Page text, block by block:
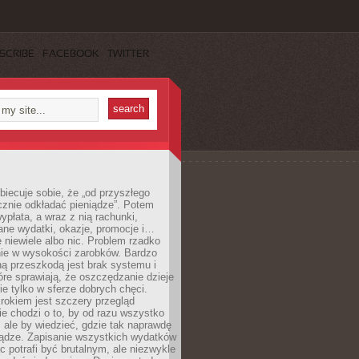
FACEBOOK TWITTER
sobie, że „od przyszłego
odkładać pieniądze”. Potem
a wraz z nią rachunki,
wydatki, okazje, promocje i…
niewiele albo nic. Problem rzadko
w wysokości zarobków. Bardzo
przeszkodą jest brak systemu i
sprawiają, że oszczędzanie dzieje
tylko w sferze dobrych chęci.
jest szczery przegląd
chodzi o to, by od razu wszystko
ale by wiedzieć, gdzie tak naprawdę
Zapisanie wszystkich wydatków
potrafi być brutalnym, ale niezwykle